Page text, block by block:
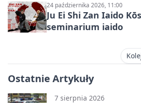
24 października 2026, 11:00
Ju Ei Shi Zan Iaido
seminarium iaido
Ostatnie Artykuły
7 sierpnia 2026